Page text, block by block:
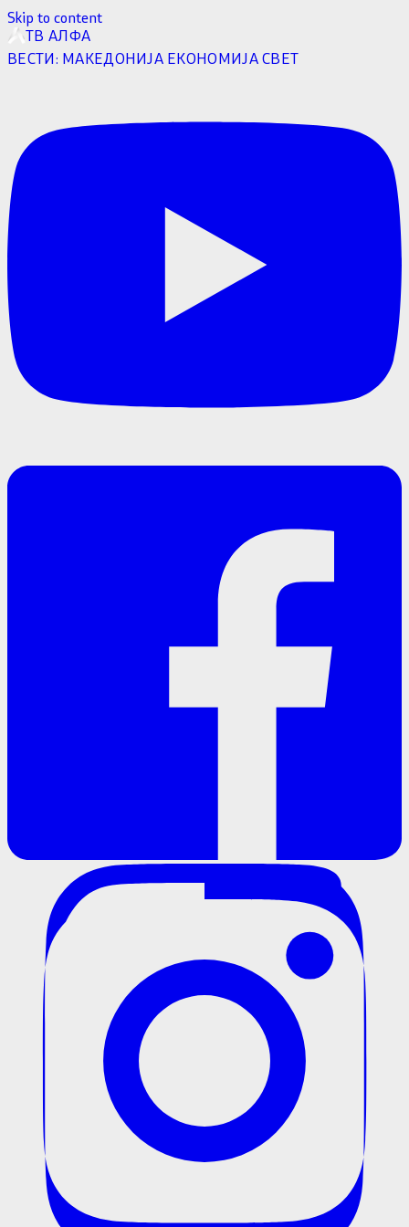
Skip to content
ТВ АЛФА
ВЕСТИ: МАКЕДОНИЈА ЕКОНОМИЈАСВЕТ